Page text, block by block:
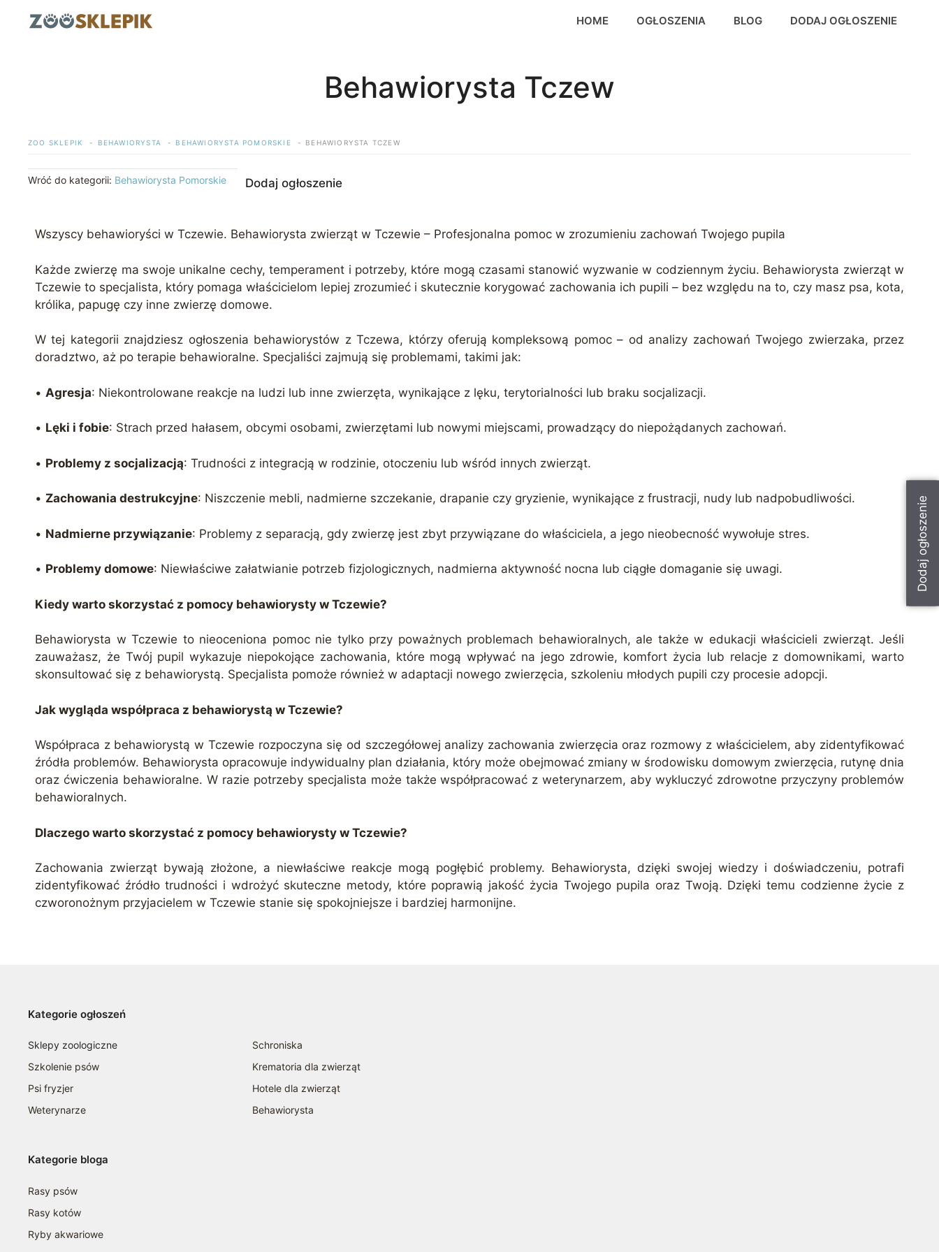
HOME OGŁOSZENIA BLOG DODAJ OGŁOSZENIE
Behawiorysta Tczew
ZOO SKLEPIK BEHAWIORYSTA BEHAWIORYSTA POMORSKIE BEHAWIORYSTA TCZEW
Wróć do kategorii: Behawiorysta Pomorskie Dodaj ogłoszenie
Dodaj ogłoszenie
Wszyscy behawioryści w Tczewie. Behawiorysta zwierząt w Tczewie – Profesjonalna pomoc w zrozumieniu zachowań Twojego pupila
Każde zwierzę ma swoje unikalne cechy, temperament i potrzeby, które mogą czasami stanowić wyzwanie w codziennym życiu. Behawiorysta zwierząt w
Tczewie to specjalista, który pomaga właścicielom lepiej zrozumieć i skutecznie korygować zachowania ich pupili – bez względu na to, czy masz psa, kota,
królika, papugę czy inne zwierzę domowe.
W tej kategorii znajdziesz ogłoszenia behawiorystów z Tczewa, którzy oferują kompleksową pomoc – od analizy zachowań Twojego zwierzaka, przez
doradztwo, aż po terapie behawioralne. Specjaliści zajmują się problemami, takimi jak:
• Agresja: Niekontrolowane reakcje na ludzi lub inne zwierzęta, wynikające z lęku, terytorialności lub braku socjalizacji.
• Lęki i fobie: Strach przed hałasem, obcymi osobami, zwierzętami lub nowymi miejscami, prowadzący do niepożądanych zachowań.
• Problemy z socjalizacją: Trudności z integracją w rodzinie, otoczeniu lub wśród innych zwierząt.
• Zachowania destrukcyjne: Niszczenie mebli, nadmierne szczekanie, drapanie czy gryzienie, wynikające z frustracji, nudy lub nadpobudliwości.
• Nadmierne przywiązanie: Problemy z separacją, gdy zwierzę jest zbyt przywiązane do właściciela, a jego nieobecność wywołuje stres.
• Problemy domowe: Niewłaściwe załatwianie potrzeb fizjologicznych, nadmierna aktywność nocna lub ciągłe domaganie się uwagi.
Kiedy warto skorzystać z pomocy behawiorysty w Tczewie?
Behawiorysta w Tczewie to nieoceniona pomoc nie tylko przy poważnych problemach behawioralnych, ale także w edukacji właścicieli zwierząt. Jeśli
zauważasz, że Twój pupil wykazuje niepokojące zachowania, które mogą wpływać na jego zdrowie, komfort życia lub relacje z domownikami, warto
skonsultować się z behawiorystą. Specjalista pomoże również w adaptacji nowego zwierzęcia, szkoleniu młodych pupili czy procesie adopcji.
Jak wygląda współpraca z behawiorystą w Tczewie?
Współpraca z behawiorystą w Tczewie rozpoczyna się od szczegółowej analizy zachowania zwierzęcia oraz rozmowy z właścicielem, aby zidentyfikować
źródła problemów. Behawiorysta opracowuje indywidualny plan działania, który może obejmować zmiany w środowisku domowym zwierzęcia, rutynę dnia
oraz ćwiczenia behawioralne. W razie potrzeby specjalista może także współpracować z weterynarzem, aby wykluczyć zdrowotne przyczyny problemów
behawioralnych.
Dlaczego warto skorzystać z pomocy behawiorysty w Tczewie?
Zachowania zwierząt bywają złożone, a niewłaściwe reakcje mogą pogłębić problemy. Behawiorysta, dzięki swojej wiedzy i doświadczeniu, potrafi
zidentyfikować źródło trudności i wdrożyć skuteczne metody, które poprawią jakość życia Twojego pupila oraz Twoją. Dzięki temu codzienne życie z
czworonożnym przyjacielem w Tczewie stanie się spokojniejsze i bardziej harmonijne.
Kategorie ogłoszeń
Sklepy zoologiczne
Szkolenie psów
Psi fryzjer
Weterynarze
Schroniska
Krematoria dla zwierząt
Hotele dla zwierząt
Behawiorysta
Kategorie bloga
Rasy psów
Rasy kotów
Ryby akwariowe